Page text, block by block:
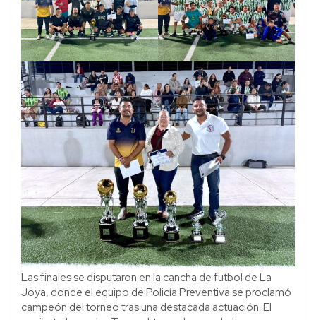
Las finales se disputaron en la cancha de futbol de La
Joya, donde el equipo de Policía Preventiva se proclamó
campeón del torneo tras una destacada actuación. El